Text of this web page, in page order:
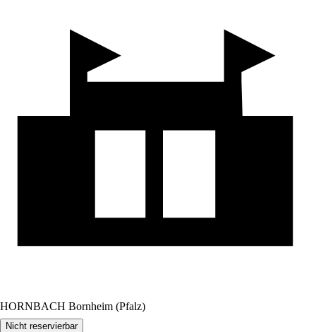
HORNBACH Bornheim (Pfalz)
Nicht reservierbar